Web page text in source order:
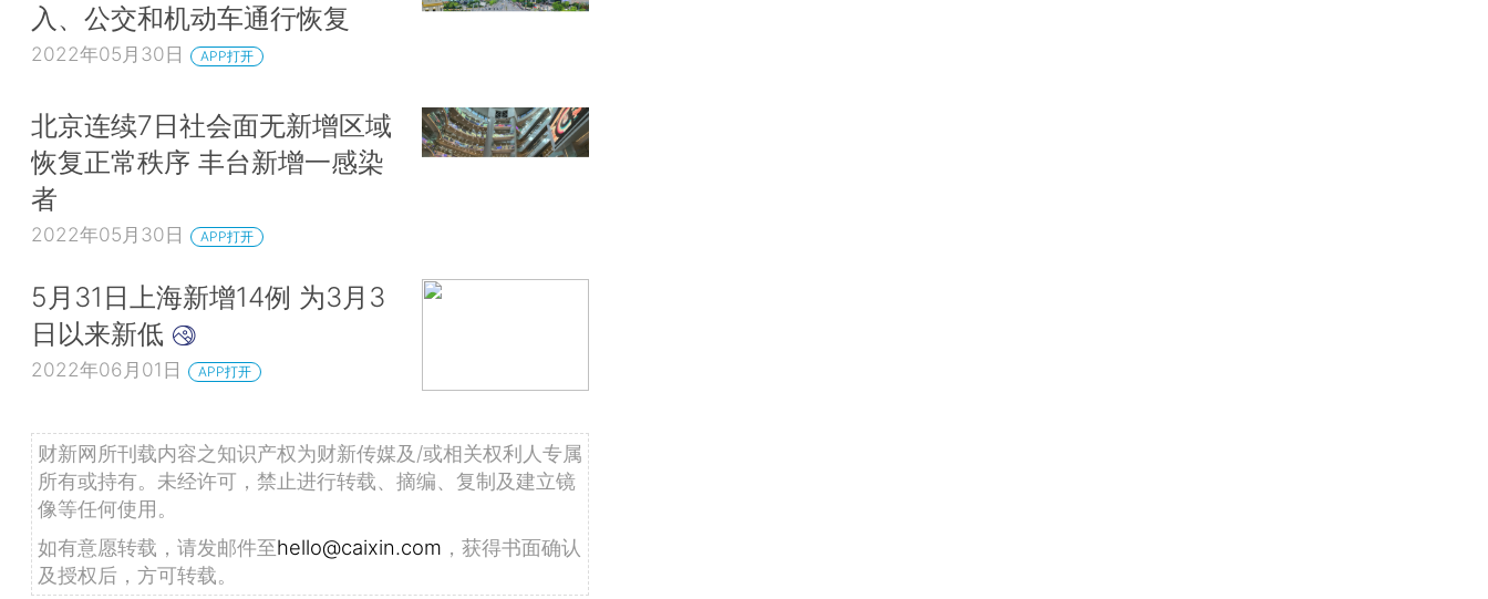
入、公交和机动车通行恢复
2022年05月30日 APP打开
北京连续7日社会面无新增区域
恢复正常秩序 丰台新增一感染
者
2022年05月30日 APP打开
5月31日上海新增14例 为3月3
日以来新低
2022年06月01日 APP打开
财新网所刊载内容之知识产权为财新传媒及/或相关权利人专属
所有或持有。未经许可，禁止进行转载、摘编、复制及建立镜
像等任何使用。
如有意愿转载，请发邮件至hello@caixin.com ，获得书面确认
及授权后，方可转载。